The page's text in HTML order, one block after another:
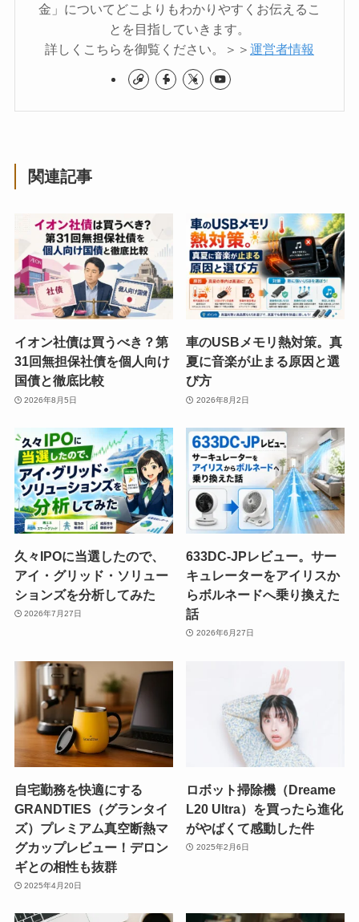
金」についてどこよりもわかりやすくお伝えるこ
とを目指していきます。
詳しくこちらを御覧ください。＞＞ 運営者情報
関連記事
イオン社債は買うべき？第
31回無担保社債を個人向け
国債と徹底比較
2026年8月5日
車のUSBメモリ熱対策。真
夏に音楽が止まる原因と選
び方
2026年8月2日
久々IPOに当選したので、
アイ・グリッド・ソリュー
ションズを分析してみた
2026年7月27日
633DC-JPレビュー。サー
キュレーターをアイリスか
らボルネードへ乗り換えた
話
2026年6月27日
自宅勤務を快適にする
GRANDTIES（グランタイ
ズ）プレミアム真空断熱マ
グカップレビュー！デロン
ギとの相性も抜群
2025年4月20日
ロボット掃除機（Dreame
L20 Ultra）を買ったら進化
がやばくて感動した件
2025年2月6日